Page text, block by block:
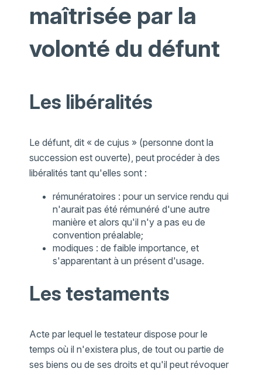
maîtrisée par la
volonté du défunt
Les libéralités
Le défunt, dit « de cujus » (personne dont la
succession est ouverte), peut procéder à des
libéralités tant qu'elles sont :
rémunératoires : pour un service rendu qui
n'aurait pas été rémunéré d'une autre
manière et alors qu'il n'y a pas eu de
convention préalable;
modiques : de faible importance, et
s'apparentant à un présent d'usage.
Les testaments
Acte par lequel le testateur dispose pour le
temps où il n'existera plus, de tout ou partie de
ses biens ou de ses droits et qu'il peut révoquer